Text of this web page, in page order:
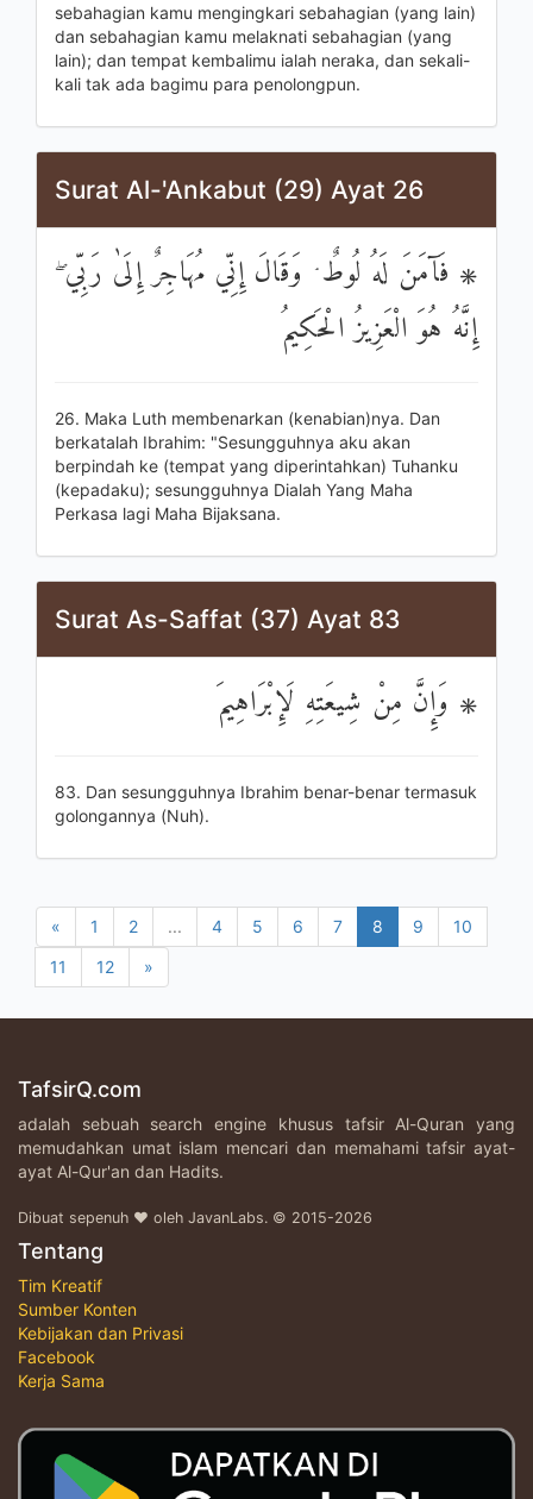
sebahagian kamu mengingkari sebahagian (yang lain)
dan sebahagian kamu melaknati sebahagian (yang
lain); dan tempat kembalimu ialah neraka, dan sekali-
kali tak ada bagimu para penolongpun.
Surat Al-'Ankabut (29) Ayat 26
۞ فَآمَنَ لَهُ لُوطٌ ۘ وَقَالَ إِنِّي مُهَاجِرٌ إِلَىٰ رَبِّي ۖ
إِنَّهُ هُوَ الْعَزِيزُ الْحَكِيمُ
26. Maka Luth membenarkan (kenabian)nya. Dan
berkatalah Ibrahim: "Sesungguhnya aku akan
berpindah ke (tempat yang diperintahkan) Tuhanku
(kepadaku); sesungguhnya Dialah Yang Maha
Perkasa lagi Maha Bijaksana.
Surat As-Saffat (37) Ayat 83
۞ وَإِنَّ مِنْ شِيعَتِهِ لَإِبْرَاهِيمَ
83. Dan sesungguhnya Ibrahim benar-benar termasuk
golongannya (Nuh).
« 1 2 ... 4 5 6 7 8 9
10
11
12 »
TafsirQ.com
adalah sebuah search engine khusus tafsir Al-Quran yang
memudahkan umat islam mencari dan memahami tafsir ayat-
ayat Al-Qur'an dan Hadits.
Dibuat sepenuh ♥ oleh JavanLabs. © 2015-2026
Tentang
Tim Kreatif
Sumber Konten
Kebijakan dan Privasi
Facebook
Kerja Sama